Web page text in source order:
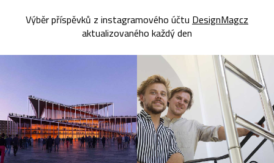
Výběr příspěvků z instagramového účtu DesignMagcz
aktualizovaného každý den